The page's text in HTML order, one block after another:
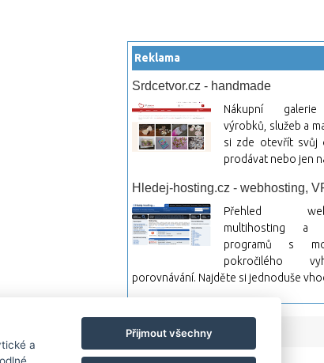
Reklama
Srdcetvor.cz - handmade
Nákupní galerie
výrobků, služeb a
si zde otevřít svůj
prodávat nebo jen
Hledej-hosting.cz - webhosting,
Přehled
multihosting a
programů s
pokročilého
porovnávání. Najděte si jednoduše
a
Přijmout všechny